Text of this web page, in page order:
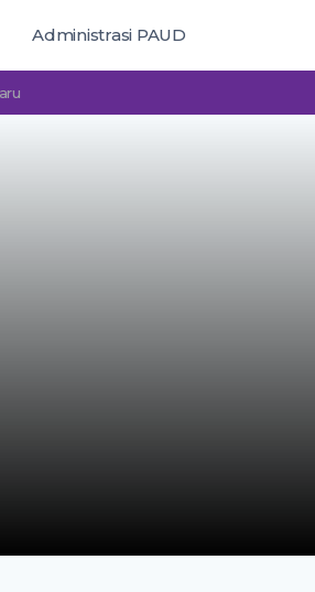
Administrasi PAUD